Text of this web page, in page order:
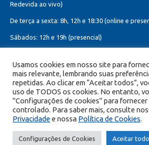
Redevida ao vivo)
De terça a sexta: 8h, 12h e 18:30 (online e
Sábados: 12h e 19h (presencial)
12h, 18h30 (presencial)
Missa do Sagrado Coração de Jesus:
Toda primeira sexta-feira do mês – 8h, 12h e
© Copyright 2026 Portal Encontro com Cristo
Usamos cookies em nosso site para
mais relevante, lembrando suas
repetidas. Ao clicar em “Aceitar todos”,
uso de TODOS os cookies. No entanto,
"Configurações de cookies" para
controlado. Para saber mais, consulte
Privacidade e nossa Política de Cookies.
Configurações de Cookies Aceitar